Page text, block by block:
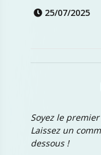
25/07/2025
Soyez le
Laissez un
dessous !